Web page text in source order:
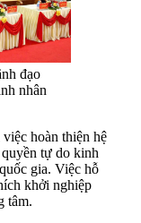
đạo
nhân
hoàn thiện hệ
tự do kinh
gia. Việc hỗ
khởi nghiệp
tâm.